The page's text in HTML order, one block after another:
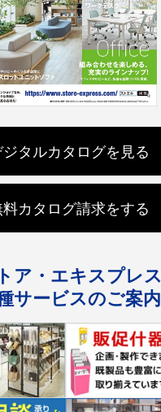
ジタルカタログを見る
料カタログ請求をする
ア・エキスプレス
サービスのご案内